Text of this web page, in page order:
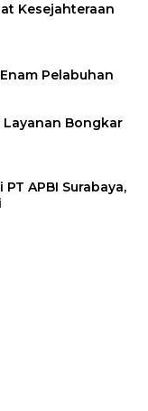
Kesejahteraan
Pelabuhan
Layanan Bongkar
APBI Surabaya,